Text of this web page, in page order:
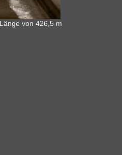
von 426,5 m